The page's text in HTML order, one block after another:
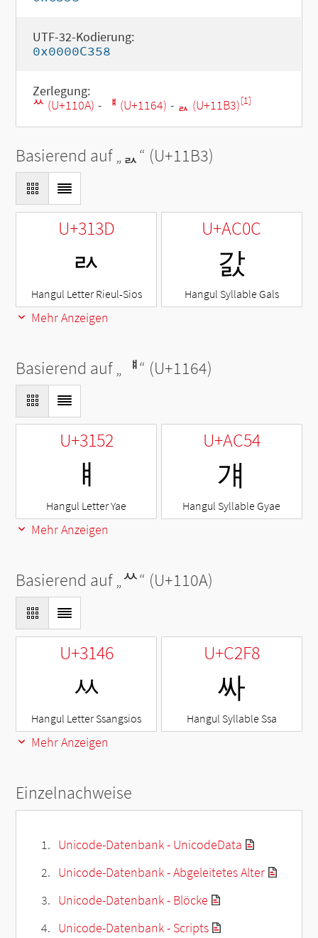
UTF-32-Kodierung:
0x0000C358
Zerlegung:
ᄊ (U+110A) - ᅤ (U+1164) - ᆳ (U+11B3)[1]
Basierend auf „ᆳ“ (U+11B3)
U+313D
ㄽ
Hangul Letter Rieul-Sios
U+AC0C
갌
Hangul Syllable Gals
Mehr Anzeigen
Basierend auf „ ᅤ“ (U+1164)
U+3152
ㅒ
Hangul Letter Yae
U+AC54
걔
Hangul Syllable Gyae
Mehr Anzeigen
Basierend auf „ᄊ“ (U+110A)
U+3146
ㅆ
Hangul Letter Ssangsios
U+C2F8
싸
Hangul Syllable Ssa
Mehr Anzeigen
Einzelnachweise
Unicode-Datenbank - UnicodeData
Unicode-Datenbank - Abgeleitetes Alter
Unicode-Datenbank - Blöcke
Unicode-Datenbank - Scripts